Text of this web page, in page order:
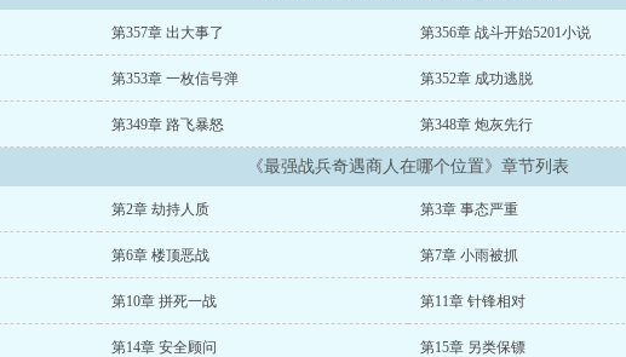
第357章 出大事了 第356章 战斗开始5201小说
第353章 一枚信号弹 第352章 成功逃脱
第349章 路飞暴怒 第348章 炮灰先行
《最强战兵奇遇商人在哪个位置》章节列表
第2章 劫持人质 第3章 事态严重
第6章 楼顶恶战 第7章 小雨被抓
第10章 拼死一战 第11章 针锋相对
第14章 安全顾问 第15章 另类保镖